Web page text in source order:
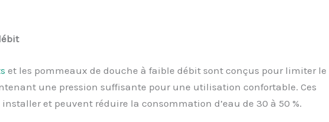
ébit
et les pommeaux de douche à faible débit sont conçus pour limiter le
une pression suffisante pour une utilisation confortable. Ces
et peuvent réduire la consommation d’eau de 30 à 50 %.